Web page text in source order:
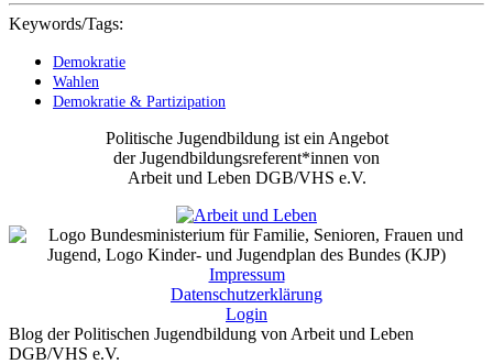
Keywords/Tags:
Demokratie
Wahlen
Demokratie & Partizipation
Politische Jugendbildung ist ein Angebot
der Jugendbildungsreferent*innen von
Arbeit und Leben DGB/VHS e.V.
Impressum
Datenschutzerklärung
Login
Blog der Politischen Jugendbildung von Arbeit und Leben
DGB/VHS e.V.